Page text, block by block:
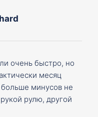
очень быстро, но
месяц
минусов не
рулю, другой